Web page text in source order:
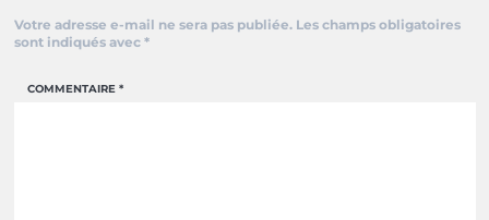
Votre adresse e-mail ne sera pas publiée. Les champs obligatoires
sont indiqués avec *
COMMENTAIRE *